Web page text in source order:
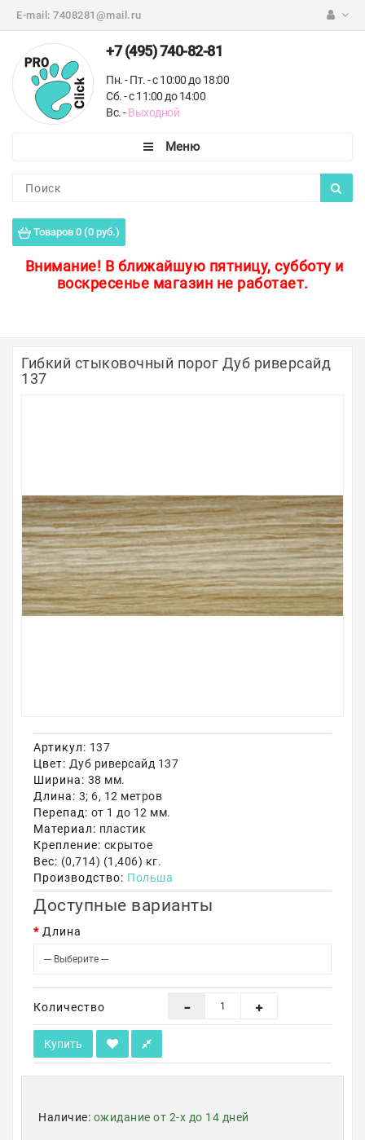
E-mail: 7408281@mail.ru
+7 (495) 740-82-81
Пн. - Пт. - с 10:00 до 18:00
Сб. - с 11:00 до 14:00
Вс. -Выходной
Товаров 0 (0 руб.)
Внимание! В ближайшую пятницу, субботу и
воскресенье магазин не работает.
Пороги для пола
Защитные уголки
Полосы из металла
Алюминиевые профили
Крепёж и крепления
Садовая мебель
Акции
Гибкий стыковочный порог Дуб риверсайд
137
Артикул: 137
Цвет: Дуб риверсайд 137
Ширина: 38 мм.
Длина: 3; 6, 12 метров
Перепад: от 1 до 12 мм.
Материал: пластик
Крепление: скрытое
Вес: (0,714) (1,406) кг.
Производство: Польша
Доступные варианты
Длина
Количество
Купить
Наличие: ожидание от 2-х до 14 дней